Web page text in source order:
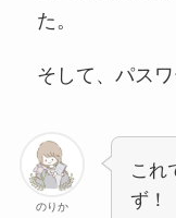
た。
そして、パス
のりか
これ
ず！